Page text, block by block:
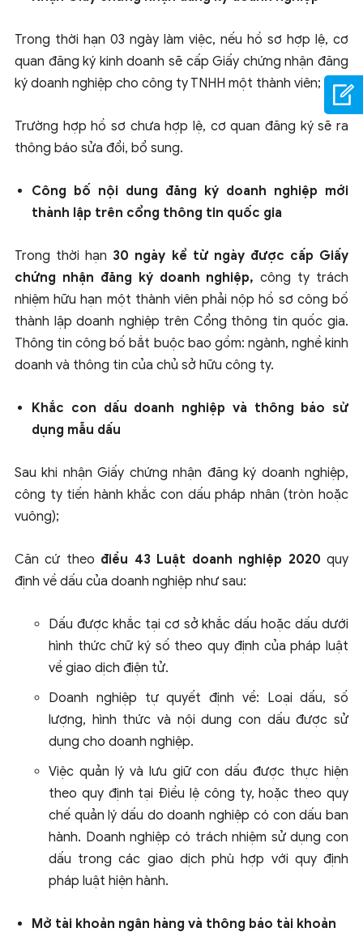
Trong thời hạn 03 ngày làm việc, nếu hồ sơ hợp lệ, cơ
quan đăng ký kinh doanh sẽ cấp Giấy chứng nhận đăng
ký doanh nghiệp cho công ty TNHH một thành viên;
Trường hợp hồ sơ chưa hợp lệ, cơ quan đăng ký sẽ ra
thông báo sửa đổi, bổ sung.
Công bố nội dung đăng ký doanh nghiệp mới
thành lập trên cổng thông tin quốc gia
Trong thời hạn 30 ngày kể từ ngày được cấp Giấy
chứng nhận đăng ký doanh nghiệp, công ty trách
nhiệm hữu hạn một thành viên phải nộp hồ sơ công bố
thành lập doanh nghiệp trên Cổng thông tin quốc gia.
Thông tin công bố bắt buộc bao gồm: ngành, nghề kinh
doanh và thông tin của chủ sở hữu công ty.
Khắc con dấu doanh nghiệp và thông báo sử
dụng mẫu dấu
Sau khi nhận Giấy chứng nhận đăng ký doanh nghiệp,
công ty tiến hành khắc con dấu pháp nhân (tròn hoặc
vuông);
Căn cứ theo điều 43 Luật doanh nghiệp 2020 quy
định về dấu của doanh nghiệp như sau:
Dấu được khắc tại cơ sở khắc dấu hoặc dấu dưới
hình thức chữ ký số theo quy định của pháp luật
về giao dịch điện tử.
Doanh nghiệp tự quyết định về: Loại dấu, số
lượng, hình thức và nội dung con dấu được sử
dụng cho doanh nghiệp.
Việc quản lý và lưu giữ con dấu được thực hiện
theo quy định tại Điều lệ công ty, hoặc theo quy
chế quản lý dấu do doanh nghiệp có con dấu ban
hành. Doanh nghiệp có trách nhiệm sử dụng con
dấu trong các giao dịch phù hợp với quy định
pháp luật hiện hành.
Mở tài khoản ngân hàng và thông báo tài khoản